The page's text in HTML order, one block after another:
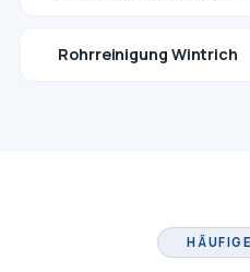
Rohrreinigung Wintrich